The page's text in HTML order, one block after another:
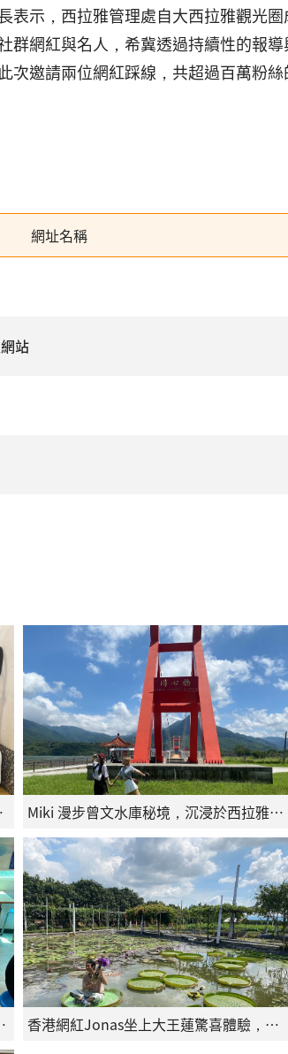
表示，西拉雅管理處自大西拉雅觀光
群網紅與名人，希冀透過持續性的報
次邀請兩位網紅踩線，共超過百萬粉
網址名稱
站
式風味 Miki 漫步曾文水庫秘境，沉浸於西拉雅湖光山色間，大自然療癒與放鬆的氛圍
臺灣熱情美食魅力 香港網紅Jonas坐上大王蓮驚喜體驗，直呼如同置身仙境般夢幻